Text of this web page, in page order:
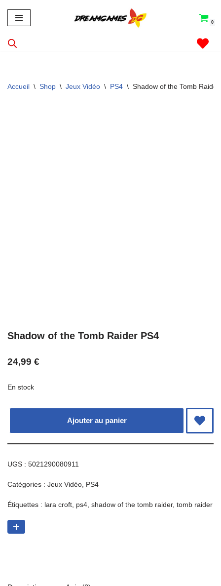
Aller
au
contenu
0
Accueil \ Shop \ Jeux Vidéo \ PS4 \ Shadow of the Tomb Raider
Shadow of the Tomb Raider PS4
24,99 €
En stock
Ajouter au panier
UGS : 5021290080911
Catégories : Jeux Vidéo PS4
Étiquettes : lara croft ps4 shadow of the tomb raider, tomb raider